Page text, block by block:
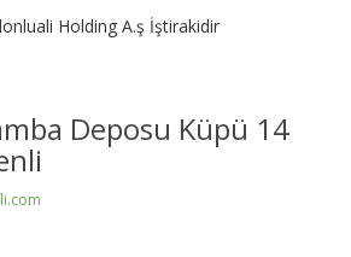
Holding A.ş İştirakidir
Deposu Küpü 14